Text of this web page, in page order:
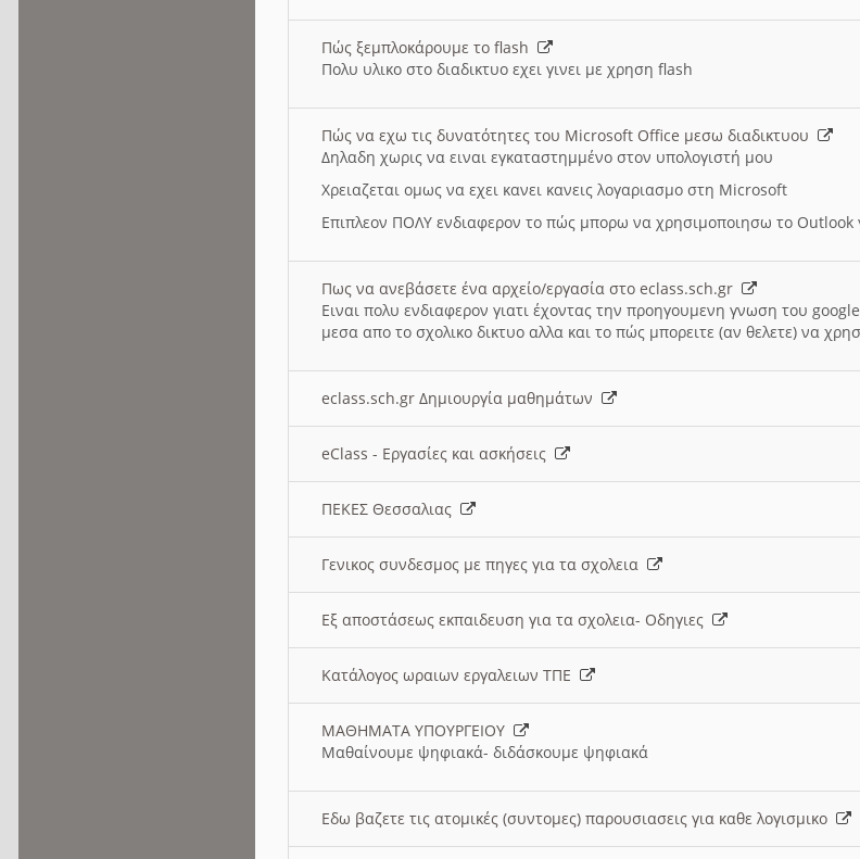
Πώς ξεμπλοκάρουμε το flash
Πολυ υλικο στο διαδικτυο εχει γινει με χρηση flash
Πώς να εχω τις δυνατότητες του Microsoft Office μεσω διαδικτυου
Δηλαδη χωρις να ειναι εγκαταστημμένο στον υπολογιστή μου
Χρειαζεται ομως να εχει κανει κανεις λογαριασμο στη Microsoft
Επιπλεον ΠΟΛΥ ενδιαφερον το πώς μπορω να χρησιμοποιησω το Outlook
Πως να ανεβάσετε ένα αρχείο/εργασία στο eclass.sch.gr
Ειναι πολυ ενδιαφερον γιατι έχοντας την προηγουμενη γνωση του
μεσα απο το σχολικο δικτυο αλλα και το πώς μπορειτε (αν θελετε) να
eclass.sch.gr Δημιουργία μαθημάτων
eClass - Εργασίες και ασκήσεις
ΠΕΚΕΣ Θεσσαλιας
Γενικος συνδεσμος με πηγες για τα σχολεια
Εξ αποστάσεως εκπαιδευση για τα σχολεια- Οδηγιες
Κατάλογος ωραιων εργαλειων ΤΠΕ
ΜΑΘΗΜΑΤΑ ΥΠΟΥΡΓΕΙΟΥ
Μαθαίνουμε ψηφιακά- διδάσκουμε ψηφιακά
Εδω βαζετε τις ατομικές (συντομες) παρουσιασεις για καθε λογισμικο